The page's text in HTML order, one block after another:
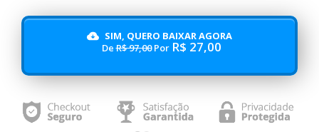
SIM, QUERO BAIXAR AGORA
DeR$ 97,00Por R$ 27,00